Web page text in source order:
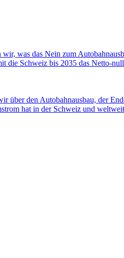
was das Nein zum
die Schweiz bis 2035 das Netto-
über den Autobahnausbau, der
hat in der Schweiz und